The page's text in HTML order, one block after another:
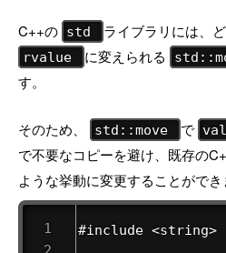
C++の std ライブラリには、
rvalue に変えられる
す。
そのため、 std::move で val
で不要なコピーを避け、既存の
ような挙動に変更することができ
#include <string>